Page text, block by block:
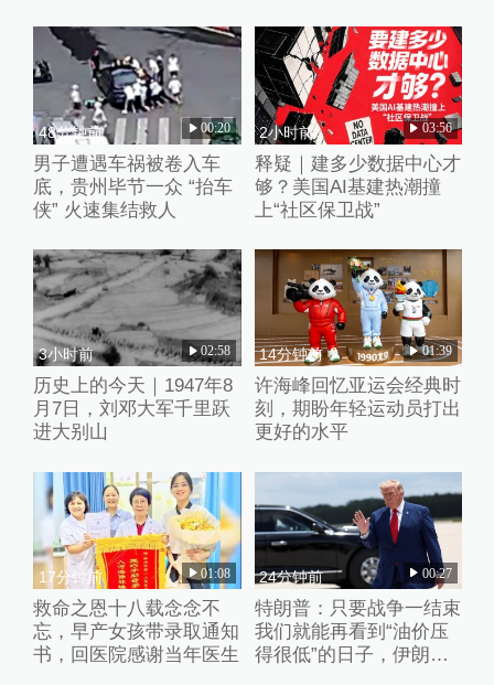
倒
48分钟前 00:20
男子遭遇车祸被卷入车
底，贵州毕节一众 “抬车
侠” 火速集结救人
2小时前 03:56
释疑｜建多少数据中心才
够？美国AI基建热潮撞
上“社区保卫战”
3小时前 02:58
历史上的今天｜1947年8
月7日，刘邓大军千里跃
进大别山
14分钟前 01:39
许海峰回忆亚运会经典时
刻，期盼年轻运动员打出
更好的水平
17分钟前 01:08
救命之恩十八载念念不
忘，早产女孩带录取通知
书，回医院感谢当年医生
24分钟前 00:27
特朗普：只要战争一结束
我们就能再看到“油价压
得很低”的日子，伊朗撑